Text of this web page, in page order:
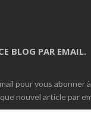
BLOG PAR EMAIL.
pour vous abonner
nouvel article par